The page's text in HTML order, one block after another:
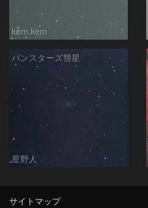
kem.kem
パンスターズ彗星
星野人
サイトマップ